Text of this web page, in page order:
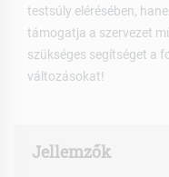
testsúly elérésében,
támogatja a szervezet
szükséges segítséget a
változásokat!
Jellemzők